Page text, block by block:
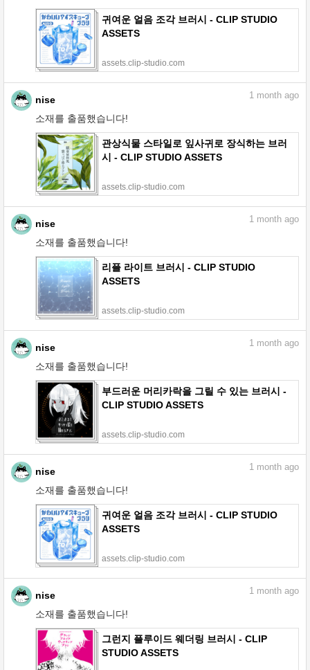
귀여운 얼음 조각 브러시 - CLIP STUDIO
ASSETS
assets.clip-studio.com
nise
소재를 출품했습니다!
1 month ago
관상식물 스타일로 잎사귀로 장식하는 브러
시 - CLIP STUDIO ASSETS
assets.clip-studio.com
nise
소재를 출품했습니다!
1 month ago
리플 라이트 브러시 - CLIP STUDIO
ASSETS
assets.clip-studio.com
nise
소재를 출품했습니다!
1 month ago
부드러운 머리카락을 그릴 수 있는 브러시 -
CLIP STUDIO ASSETS
assets.clip-studio.com
nise
소재를 출품했습니다!
1 month ago
귀여운 얼음 조각 브러시 - CLIP STUDIO
ASSETS
assets.clip-studio.com
nise
소재를 출품했습니다!
1 month ago
그런지 플루이드 웨더링 브러시 - CLIP
STUDIO ASSETS